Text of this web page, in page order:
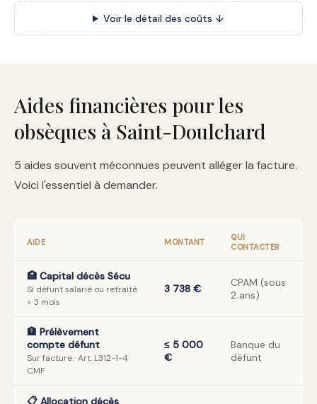
Voir le détail des coûts ↓
Aides financières pour les
obsèques à Saint-Doulchard
5 aides souvent méconnues peuvent alléger la facture.
Voici l'essentiel à demander.
AIDE MONTANT
QUI
CONTACTER
🏥 Capital décès Sécu
Si défunt salarié ou retraité
< 3 mois
3 738 €
CPAM (sous
2 ans)
🏦 Prélèvement
compte défunt
Sur facture · Art. L312-1-4
CMF
≤ 5 000
€
Banque du
défunt
📋 Allocation décès